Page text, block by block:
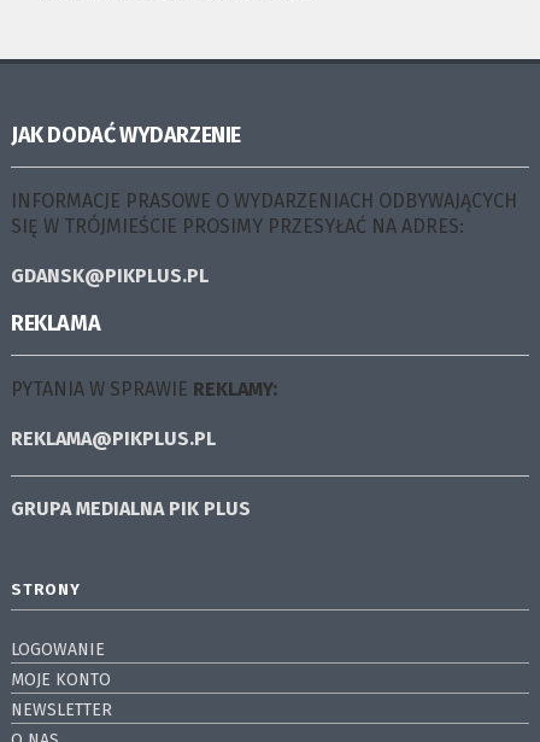
JAK DODAĆ WYDARZENIE
INFORMACJE PRASOWE O WYDARZENIACH ODBYWAJĄCYCH
SIĘ W TRÓJMIEŚCIE PROSIMY PRZESYŁAĆ NA ADRES:
GDANSK@PIKPLUS.PL
REKLAMA
PYTANIA W SPRAWIE REKLAMY:
REKLAMA@PIKPLUS.PL
GRUPA MEDIALNA PIK PLUS
STRONY
LOGOWANIE
MOJE KONTO
NEWSLETTER